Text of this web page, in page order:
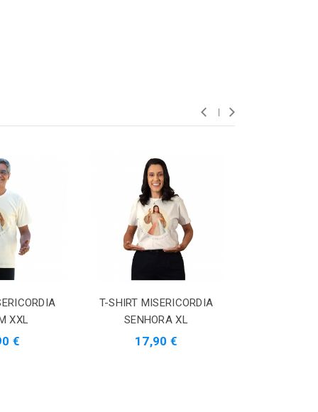
XXL
€
T-SHIRT MISERICORDIA
SENHORA XL
17,90 €